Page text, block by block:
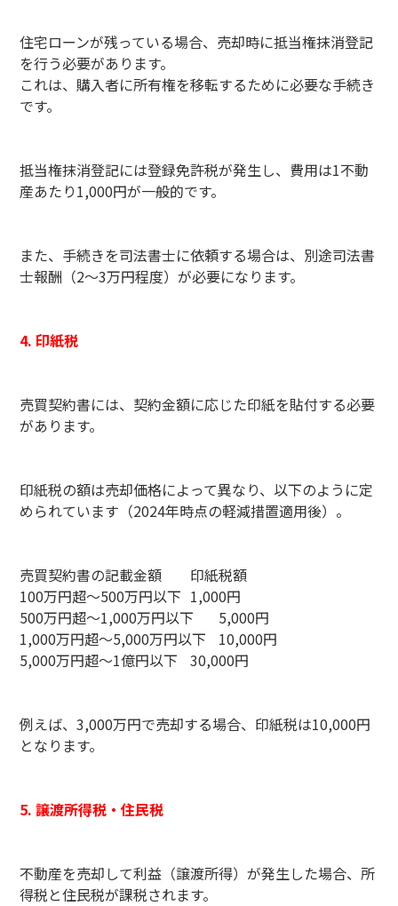
住宅ローンが残っている場合、売却時に抵当権抹消登記
を行う必要があります。
これは、購入者に所有権を移転するために必要な手続き
です。
抵当権抹消登記には登録免許税が発生し、費用は1不動
産あたり1,000円が一般的です。
また、手続きを司法書士に依頼する場合は、別途司法書
士報酬（2～3万円程度）が必要になります。
4. 印紙税
売買契約書には、契約金額に応じた印紙を貼付する必要
があります。
印紙税の額は売却価格によって異なり、以下のように定
められています（2024年時点の軽減措置適用後）。
売買契約書の記載金額
印紙税額
100万円超～500万円以下 1,000円
500万円超～1,000万円以下
5,000円
1,000万円超～5,000万円以下
10,000円
5,000万円超～1億円以下
30,000円
例えば、3,000万円で売却する場合、印紙税は10,000円
となります。
5. 譲渡所得税・住民税
不動産を売却して利益（譲渡所得）が発生した場合、所
得税と住民税が課税されます。